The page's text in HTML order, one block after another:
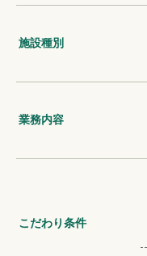
施設種別
業務内容
こだわり条件